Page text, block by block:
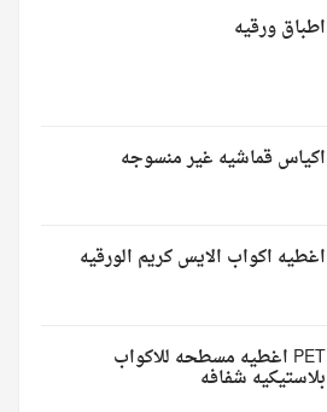
اطباق ورقيه
اكياس قماشيه غير منسوجه
اغطيه اكواب الايس كريم الورقيه
PET اغطيه مسطحه للاكواب
بلاستيكيه شفافه